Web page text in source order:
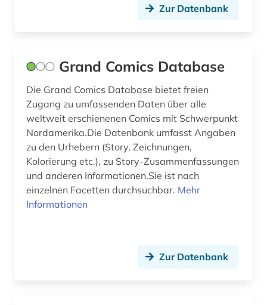
weltkrieg &lt;1939-1945&gt; (1)
werbewirtschaft (1)
wirtschaftsentwicklung (1)
wirtschaftssystem (1)
wirtschaftstheorie (1)
wirtschaftswissenschaften (2)
wissenschaftliche zeitschrift (3)
Zur Datenbank
Grand Comics Database
Die Grand Comics Database bietet freien
Zugang zu umfassenden Daten über alle
weltweit erschienenen Comics mit Schwerpunkt
Nordamerika.Die Datenbank umfasst Angaben
zu den Urhebern (Story, Zeichnungen,
Kolorierung etc.), zu Story-Zusammenfassungen
und anderen Informationen.Sie ist nach
einzelnen Facetten durchsuchbar. Mehr
Informationen
Zur Datenbank